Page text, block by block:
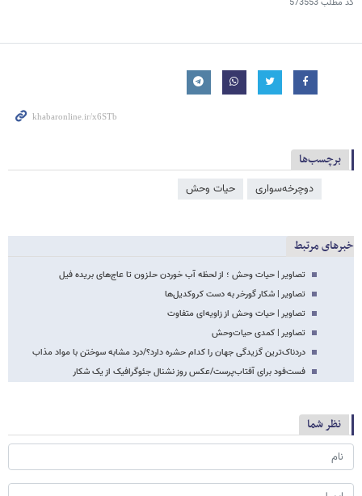
برچسب‌ها
دوچرخه‌سواری حیات وحش
خبرهای مرتبط
تصاویر | حیات وحش ؛ از لحظه آب خوردن حلزون تا عاج‌های بریده فیل
تصاویر | شکار گورخر به دست کروکدیل‌ها
تصاویر | حیات وحش از زاویه‌ای متفاوت
تصاویر | کمدی حیات‌وحش‎
دردناک‌ترین گزیدگی جهان را کدام حشره دارد؟/درد مشابه سوختن با مواد مذاب
فست‌فود برای آفتاب‌پرست/عکس روز نشنال جئوگرافیک از یک شکار
نظر شما